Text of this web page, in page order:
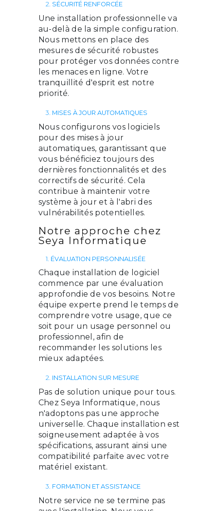
2. SÉCURITÉ RENFORCÉE
Une installation professionnelle va
au-delà de la simple configuration.
Nous mettons en place des
mesures de sécurité robustes
pour protéger vos données contre
les menaces en ligne. Votre
tranquillité d'esprit est notre
priorité.
3. MISES À JOUR AUTOMATIQUES
Nous configurons vos logiciels
pour des mises à jour
automatiques, garantissant que
vous bénéficiez toujours des
dernières fonctionnalités et des
correctifs de sécurité. Cela
contribue à maintenir votre
système à jour et à l'abri des
vulnérabilités potentielles.
Notre approche chez
Seya Informatique
1. ÉVALUATION PERSONNALISÉE
Chaque installation de logiciel
commence par une évaluation
approfondie de vos besoins. Notre
équipe experte prend le temps de
comprendre votre usage, que ce
soit pour un usage personnel ou
professionnel, afin de
recommander les solutions les
mieux adaptées.
2. INSTALLATION SUR MESURE
Pas de solution unique pour tous.
Chez Seya Informatique, nous
n'adoptons pas une approche
universelle. Chaque installation est
soigneusement adaptée à vos
spécifications, assurant ainsi une
compatibilité parfaite avec votre
matériel existant.
3. FORMATION ET ASSISTANCE
Notre service ne se termine pas